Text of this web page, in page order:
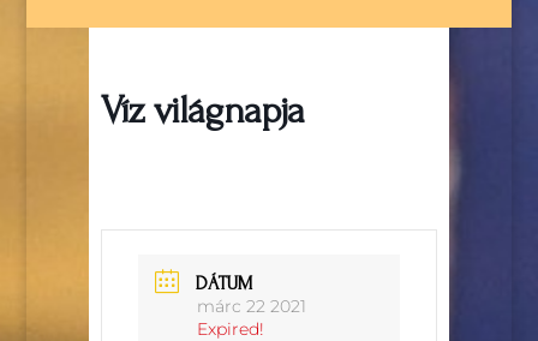
Víz világnapja
DÁTUM
márc 22 2021
Expired!